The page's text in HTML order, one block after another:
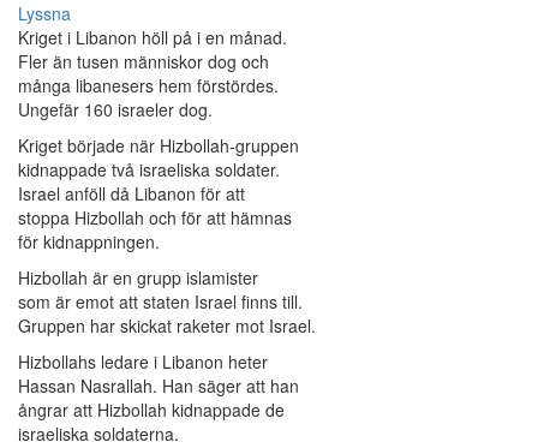
Lyssna
Kriget i Libanon höll på i en månad.
Fler än tusen människor dog och
många libanesers hem förstördes.
Ungefär 160 israeler dog.
Kriget började när Hizbollah-gruppen
kidnappade två israeliska soldater.
Israel anföll då Libanon för att
stoppa Hizbollah och för att hämnas
för kidnappningen.
Hizbollah är en grupp islamister
som är emot att staten Israel finns till.
Gruppen har skickat raketer mot Israel.
Hizbollahs ledare i Libanon heter
Hassan Nasrallah. Han säger att han
ångrar att Hizbollah kidnappade de
israeliska soldaterna.